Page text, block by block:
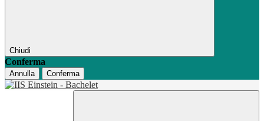
Chiudi
Conferma
Annulla Conferma